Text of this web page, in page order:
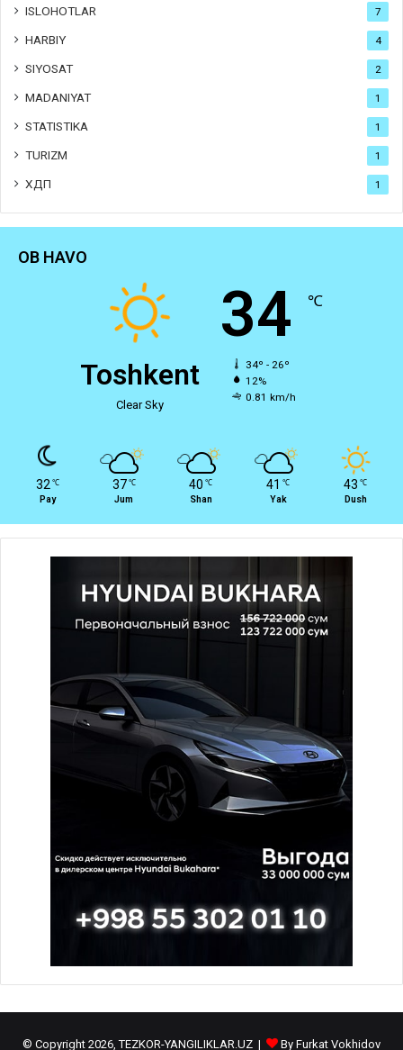
ISLOHOTLAR 7
HARBIY 4
SIYOSAT 2
MADANIYAT 1
STATISTIKA 1
TURIZM 1
ХДП 1
OB HAVO
Toshkent
Clear Sky
34 ℃
34º - 26º
12%
0.81 km/h
32 ℃
Pay
37 ℃
Jum
40 ℃
Shan
41 ℃
Yak
43 ℃
Dush
© Copyright 2026, TEZKOR-YANGILIKLAR.UZ | By Furkat Vokhidov